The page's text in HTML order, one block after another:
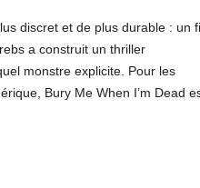
discret et de plus durable : un
a construit un thriller
monstre explicite. Pour les
Bury Me When I’m Dead